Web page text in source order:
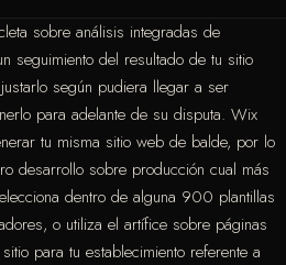
sobre análisis integradas de
seguimiento del resultado de tu sitio
según pudiera llegar a ser
para adelante de su disputa. Wix
tu misma sitio web de balde, por lo
desarrollo sobre producción cual más
dentro de alguna 900 plantillas
o utiliza el artífice sobre páginas
para tu establecimiento referente a